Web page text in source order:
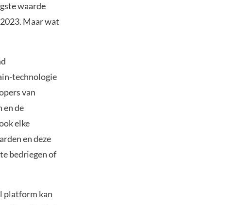
waarde
Maar wat
technologie
van
en de
elke
en deze
bedriegen of
platform kan